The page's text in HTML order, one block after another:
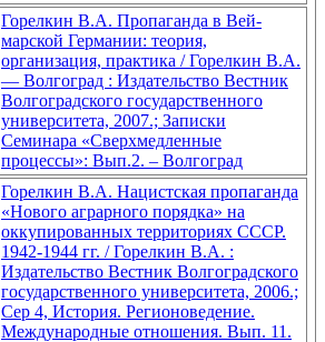
Горелкин В.А. Пропаганда в Вей-
марской Германии: теория,
организация, практика / Горелкин В.А.
— Волгоград : Издательство Вестник
Волгоградского государственного
университета, 2007.; Записки
Семинара «Сверхмедленные
процессы»: Вып.2. – Волгоград
Горелкин В.А. Нацистская пропаганда
«Нового аграрного порядка» на
оккупированных территориях СССР.
1942-1944 гг. / Горелкин В.А. :
Издательство Вестник Волгоградского
государственного университета, 2006.;
Сер 4, История. Регионоведение.
Международные отношения. Вып. 11.